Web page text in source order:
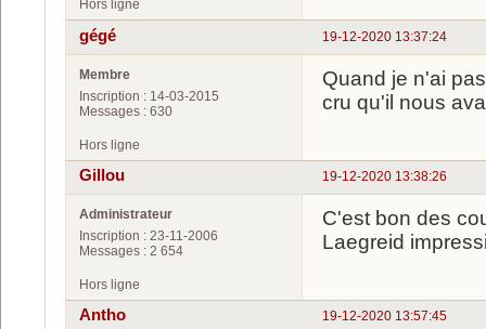
Hors ligne
19-12-2020 13:37:24
gégé
Membre
Inscription : 14-03-2015
Messages : 630
Quand je n'ai
cru qu'il nous
Hors ligne
19-12-2020 13:38:26
Gillou
Administrateur
Inscription : 23-11-2006
Messages : 2 654
C'est bon des
Laegreid
Hors ligne
19-12-2020 13:57:45
Antho